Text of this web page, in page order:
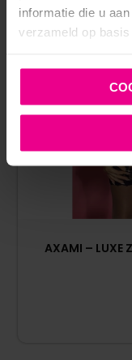
informatie die u
verzameld op
AXAMI – LUXE